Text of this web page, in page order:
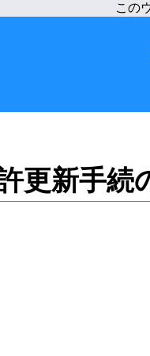
更新手続